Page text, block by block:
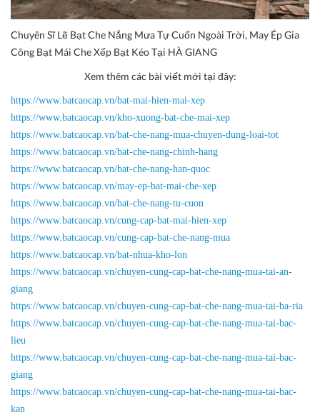
Chuyên Sĩ Lẽ Bạt Che Nắng Mưa Tự Cuốn Ngoài Trời, May Ép Gia
Công Bạt Mái Che Xếp Bạt Kéo Tại HÀ GIANG
Xem thêm các bài viết mới tại đây:
https://www.batcaocap.vn/bat-mai-hien-mai-xep
https://www.batcaocap.vn/kho-xuong-bat-che-mai-xep
https://www.batcaocap.vn/bat-che-nang-mua-chuyen-dung-loai-tot
https://www.batcaocap.vn/bat-che-nang-chinh-hang
https://www.batcaocap.vn/bat-che-nang-han-quoc
https://www.batcaocap.vn/may-ep-bat-mai-che-xep
https://www.batcaocap.vn/bat-che-nang-tu-cuon
https://www.batcaocap.vn/cung-cap-bat-mai-hien-xep
https://www.batcaocap.vn/cung-cap-bat-che-nang-mua
https://www.batcaocap.vn/bat-nhua-kho-lon
https://www.batcaocap.vn/chuyen-cung-cap-bat-che-nang-mua-tai-an-
giang
https://www.batcaocap.vn/chuyen-cung-cap-bat-che-nang-mua-tai-ba-ria
https://www.batcaocap.vn/chuyen-cung-cap-bat-che-nang-mua-tai-bac-
lieu
https://www.batcaocap.vn/chuyen-cung-cap-bat-che-nang-mua-tai-bac-
giang
https://www.batcaocap.vn/chuyen-cung-cap-bat-che-nang-mua-tai-bac-
kan